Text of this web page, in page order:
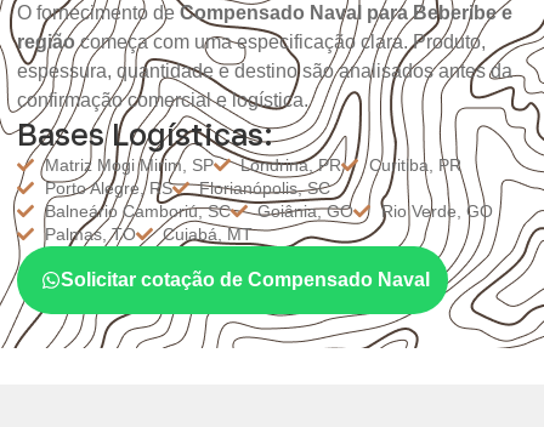
O fornecimento de Compensado Naval para Beberibe e
regiãocomeça com uma especificação clara. Produto,
espessura, quantidade e destino são analisados antes da
confirmação comercial e logística.
Bases Logísticas:
Matriz Mogi Mirim, SP Londrina, PR
Curitiba, PR
Porto Alegre, RS
Florianópolis, SC
Balneário Camboriú, SC
Goiânia, GO
Rio Verde, GO
Palmas, TO
Cuiabá, MT
Solicitar cotação de Compensado Naval